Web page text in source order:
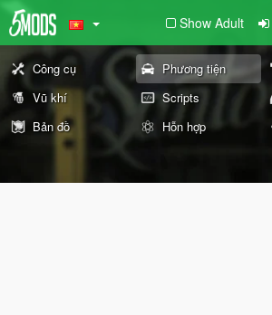
Show Adult
Công cụ Phương tiện
Vũ khí
Scripts
Bản đồ
Hỗn hợp